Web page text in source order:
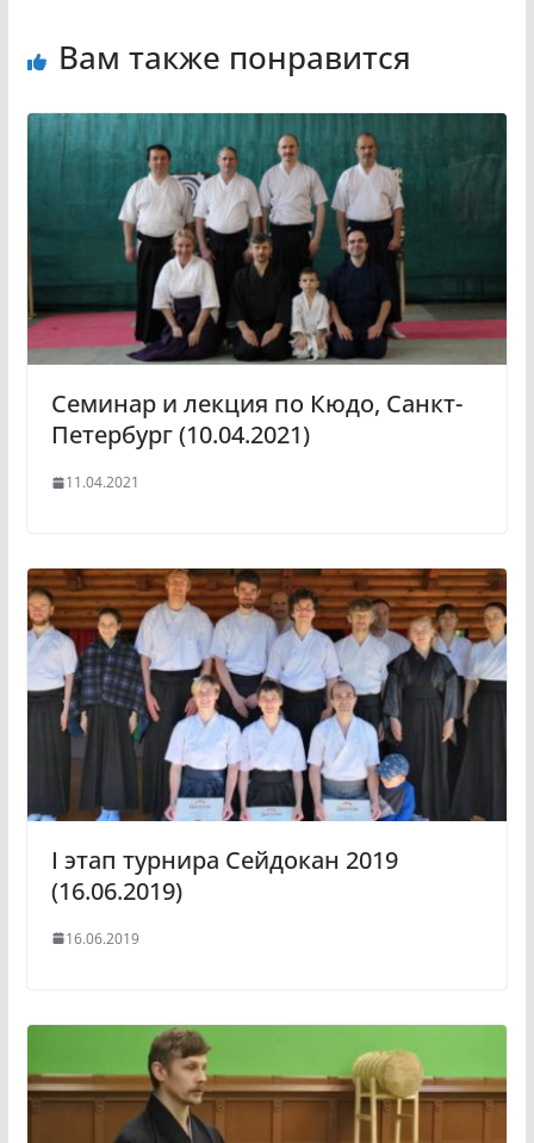
Вам также понравится
Семинар и лекция по Кюдо, Санкт-
Петербург (10.04.2021)
11.04.2021
I этап турнира Сейдокан 2019
(16.06.2019)
16.06.2019